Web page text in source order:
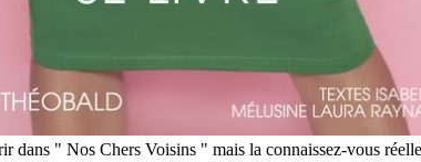
dans " Nos Chers Voisins " mais la connaissez-vous